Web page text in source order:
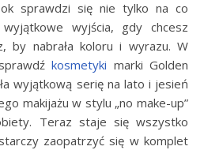
sprawdzi się nie tylko na co
wyjścia, gdy chcesz
by nabrała koloru i wyrazu. W
kosmetyki marki Golden
wyjątkową serię na lato i jesień
makijażu w stylu „no make-up”
Teraz staje się wszystko
zaopatrzyć się w komplet